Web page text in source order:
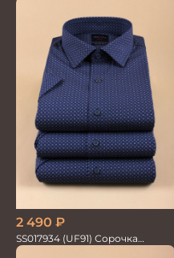
2 490 ₽
SS017934 (UF91) Сорочка
мужская кор. рук. GROSTYLE